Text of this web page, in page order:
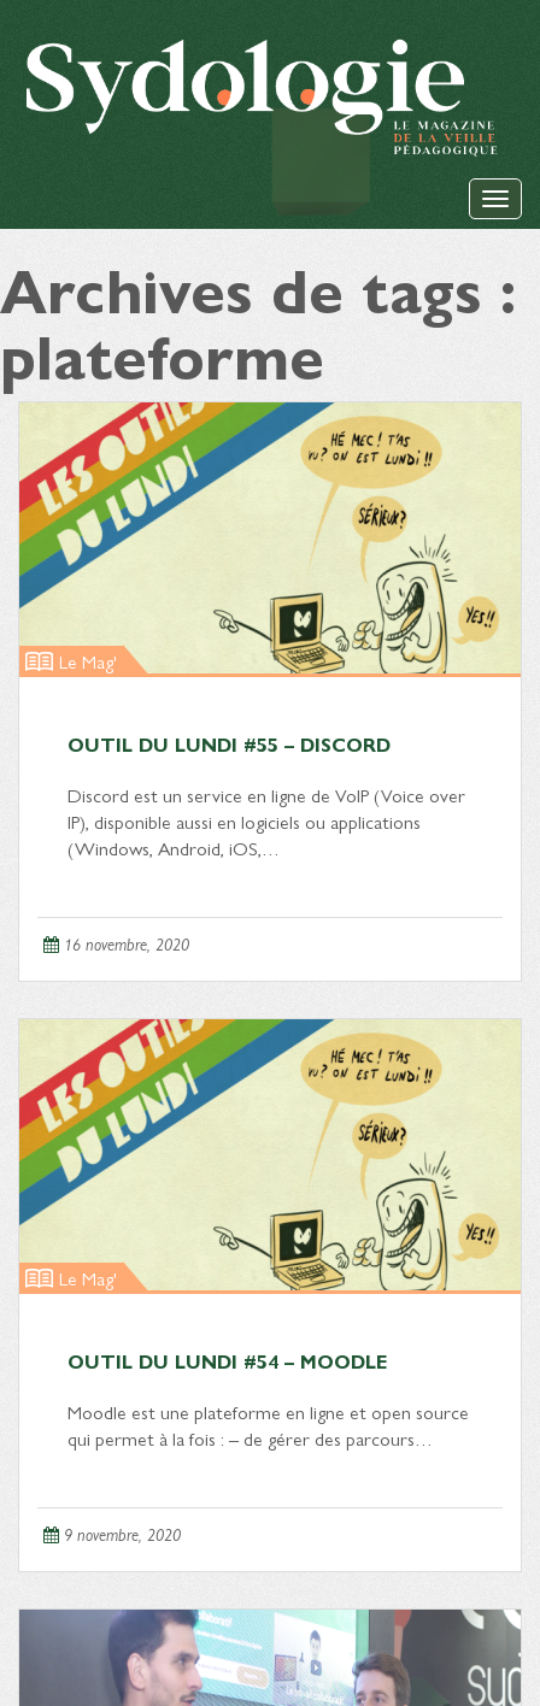
Archives de tags :
plateforme
Le Mag'
OUTIL DU LUNDI #55 – DISCORD
Discord est un service en ligne de VoIP (Voice over
IP), disponible aussi en logiciels ou applications
(Windows, Android, iOS,…
16 novembre, 2020
Le Mag'
OUTIL DU LUNDI #54 – MOODLE
Moodle est une plateforme en ligne et open source
qui permet à la fois : – de gérer des parcours…
9 novembre, 2020